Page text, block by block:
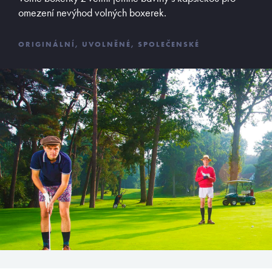
omezení nevýhod volných boxerek.
ORIGINÁLNÍ, UVOLNĚNÉ, SPOLEČENSKÉ
ADRESA
Opletalova 9
Praha 1, 110 00
E-SHOP
Obchodní podmínky
Platební podmínky
Vrácení zboží
© MyButler2013 - 2026, Všechna práva vyhrazena. Kopírování či
šíření obsahu bez předchozího souhlasu provozovatele zakázáno.
Václav Kusák© 2026